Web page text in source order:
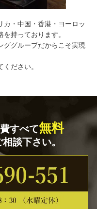
カ・中国・香港・ヨーロッ
持っております。
ググループだからこそ実現
ださい。
すべて無料
談下さい。